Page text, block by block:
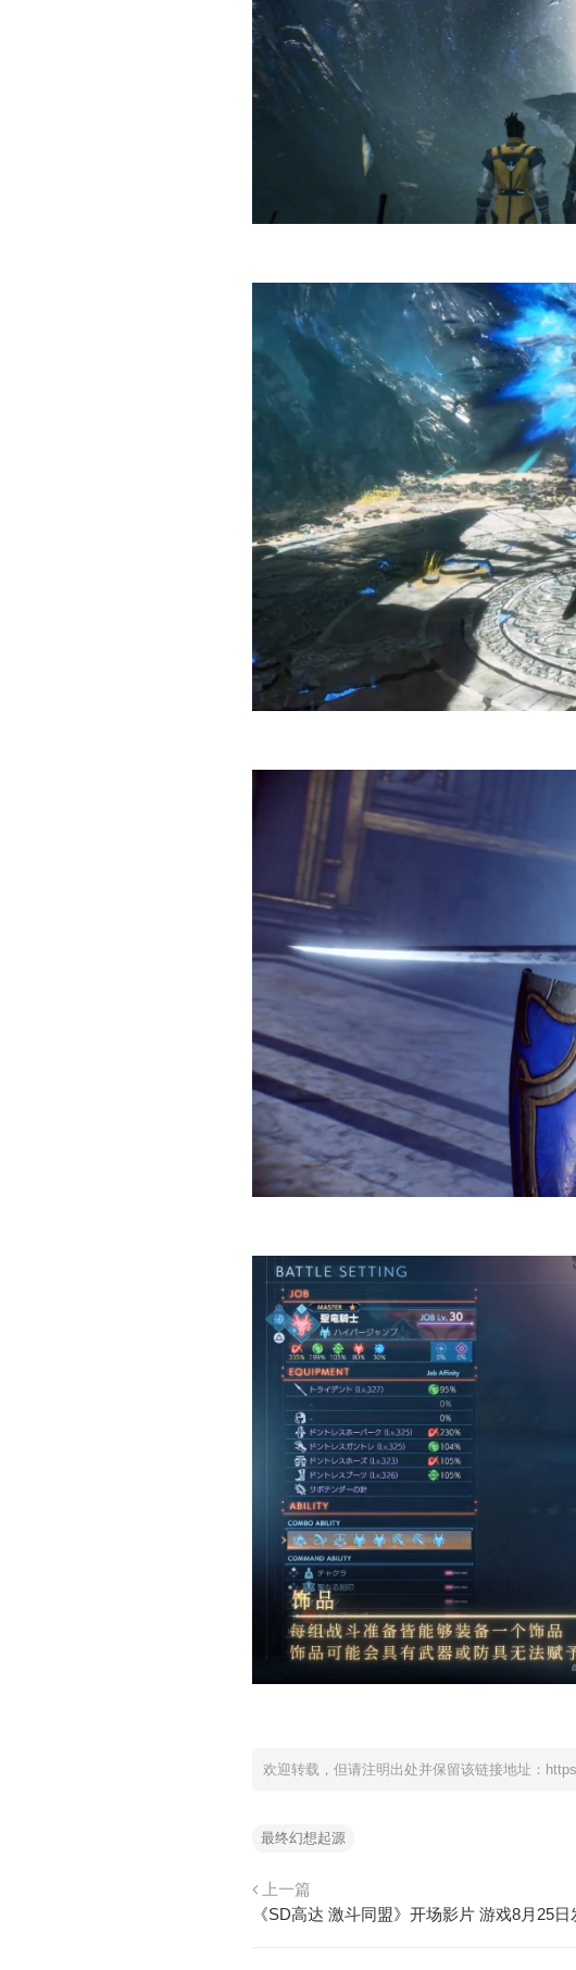
欢迎转载，但请注明出处并保留该链接地址：
最终幻想起源
上一篇
《SD高达 激斗同盟》开场影片 游戏8月25日